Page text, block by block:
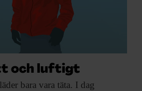
och luftigt
bara vara täta. I dag